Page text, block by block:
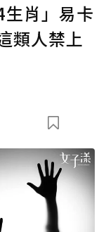
認送出
購買點數
肖」易卡
類人禁上